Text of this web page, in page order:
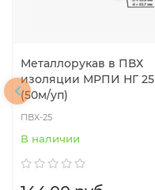
Металлорукав в ПВХ
изоляции МРПИ НГ 25
(50м/уп)
ПВХ-25
В наличии